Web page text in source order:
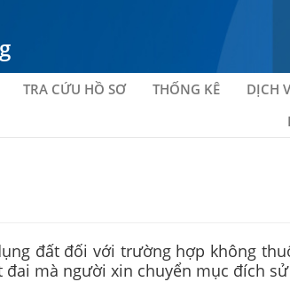
TRA CỨU HỒ SƠ THỐNG KÊ DỊCH
đất đối với trường hợp không
mà người xin chuyển mục đích